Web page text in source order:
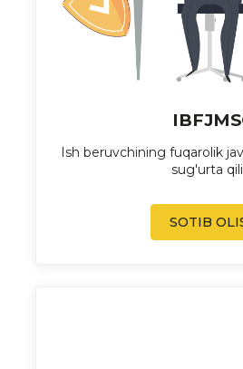
Ish beruvchining fuqarolik
sug'urta
SOTIB